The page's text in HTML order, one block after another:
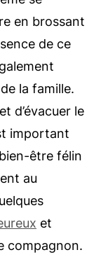
en brossant
de ce
la famille.
d’évacuer le
important
être félin
au
et
compagnon.